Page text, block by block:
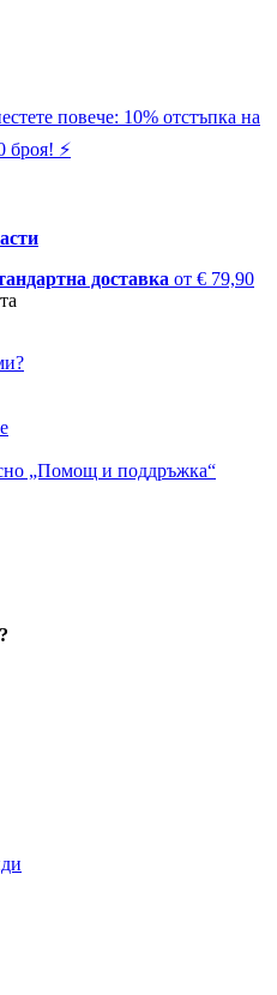
повече: 10% отстъпка на
броя! ⚡️
доставка от € 79,90
„Помощ и поддръжка“